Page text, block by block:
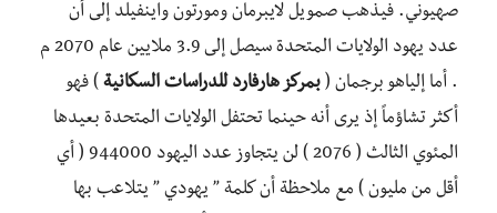
صهيوني. فيذهب صمويل لايبرمان ومورتون واينفيلد إلى أن
عدد يهود الولايات المتحدة سيصل إلى 3.9 ملايين عام 2070 م
. أما إلياهو برجمان ( بمركز هارفارد للدراسات السكانية ) فهو
أكثر تشاؤماً إذ يرى أنه حينما تحتفل الولايات المتحدة بعيدها
المئوي الثالث ( 2076 ) لن يتجاوز عدد اليهود 944000 ( أي
أقل من مليون ) مع ملاحظة أن كلمة ” يهودي ” يتلاعب بها